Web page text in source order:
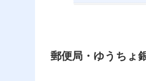
郵便局・ゆうちょ